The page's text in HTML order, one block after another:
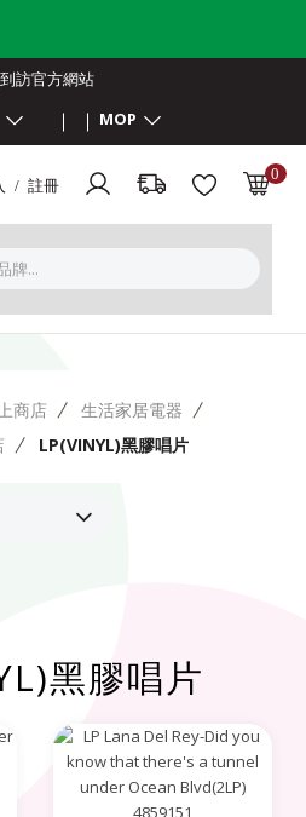
到訪官方網站
MOP
/ 註冊
0
商店
生活家居電器
LP(VINYL)黑膠唱片
黑膠唱片